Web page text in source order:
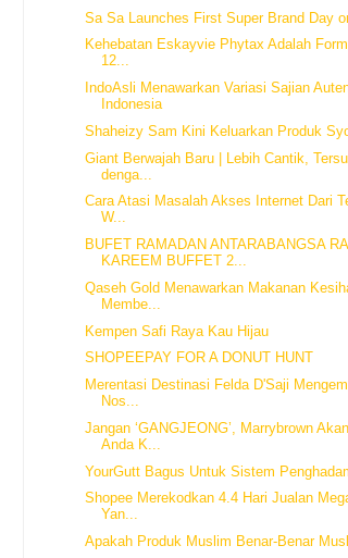
Sa Sa Launches First Super Brand Day
Kehebatan Eskayvie Phytax Adalah
12...
IndoAsli Menawarkan Variasi Sajian
Indonesia
Shaheizy Sam Kini Keluarkan Produk
Giant Berwajah Baru | Lebih Cantik,
denga...
Cara Atasi Masalah Akses Internet Dari
W...
BUFET RAMADAN ANTARABANGSA
KAREEM BUFFET 2...
Qaseh Gold Menawarkan Makanan
Membe...
Kempen Safi Raya Kau Hijau
SHOPEEPAY FOR A DONUT HUNT
Merentasi Destinasi Felda D'Saji
Nos...
Jangan ‘GANGJEONG’, Marrybrown
Anda K...
YourGutt Bagus Untuk Sistem
Shopee Merekodkan 4.4 Hari Jualan
Yan...
Apakah Produk Muslim Benar-Benar